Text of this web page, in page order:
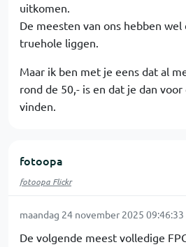
uitkomen.
De meesten van ons hebben
truehole liggen.
Maar ik ben met je eens dat al
rond de 50,- is en dat je dan
vinden.
fotoopa
fotoopa Flickr
maandag 24 november 2025 09:46:33
De volgende meest volledige